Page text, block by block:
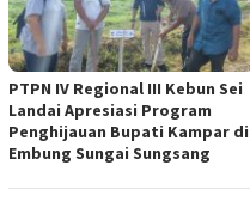
PTPN IV Regional III Kebun Sei
Landai Apresiasi Program
Penghijauan Bupati Kampar di
Embung Sungai Sungsang